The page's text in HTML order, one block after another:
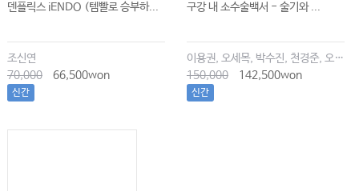
덴플릭스 iENDO (템빨로 승부하...
조신연
70,000
66,500won
신간
구강 내 소수술백서 - 술기와 ...
이용권, 오세목, 박수진, 천경준, 오한솔
150,000
142,500won
신간